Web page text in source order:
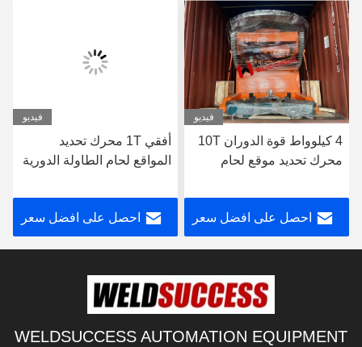
فيديو
4 كيلوواط قوة الدوران 10T
محرك تحديد موقع لحام
احصل على افضل سعر
فيديو
أفقي 1T محرك تحديد
المواقع لحام الطاولة الدورية
لحام
احصل على افضل سعر
WELDSUCCESS AUTOMATION EQUIPMENT